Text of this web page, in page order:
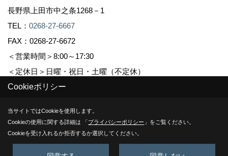
長野県上田市中之条1268－1
TEL： 0268-27-6667
FAX：0268-27-6672
＜営業時間＞8:00～17:30
＜定休日＞日曜・祝日・土曜（不定休）
Copyright (c) Sinshuu. All Rights Reserved.
Produced byゴデスクリエイト
Cookieポリシー
当サイトではCookieを使用します。
Cookieの使用に関する詳細は 「プライバシーポリシー 」をご覧ください。
Cookieを受け入れるか拒否するか選択してください。